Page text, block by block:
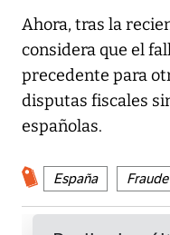
Ahora, tras la
considera que el
precedente para
disputas fiscales
españolas.
España